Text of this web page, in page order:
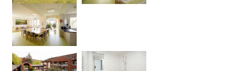
zugestimmt haben
Cookie Laufzeit:
unbegrenzt